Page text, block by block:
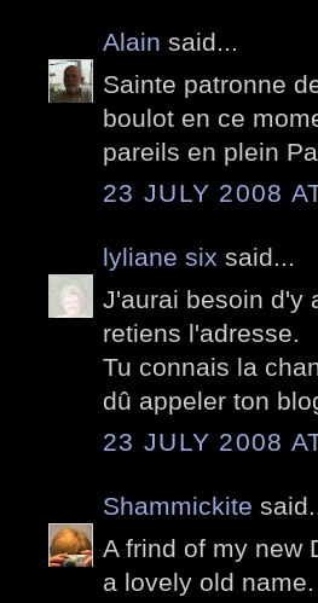
Alain said...
Sainte patronne
boulot en ce
pareils en plein
23 JULY 2008
lyliane six said...
J'aurai besoin d'y
retiens l'adresse.
Tu connais la
dû appeler ton
23 JULY 2008
Shammickite
A frind of my new
a lovely old